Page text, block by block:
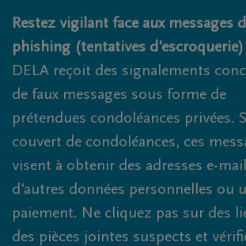
Obituaries.breadcrumbs.SkipLink
Restez vigilant face aux messages
phishing (tentatives d'escroquerie)
DELA reçoit des signalements
de faux messages sous forme de
prétendues condoléances privées.
couvert de condoléances, ces
visent à obtenir des adresses e-
d'autres données personnelles ou
paiement. Ne cliquez pas sur des
des pièces jointes suspects et